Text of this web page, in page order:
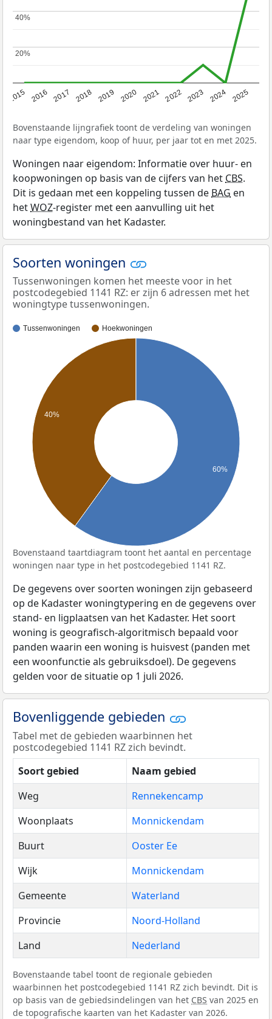
2015 2016 2017 2018 2019 2020 2021 2022 2023 2024 2025
20%
20%
40%
40%
Bovenstaande lijngrafiek toont de verdeling van woningen
naar type eigendom, koop of huur, per jaar tot en met 2025.
Woningen naar eigendom: Informatie over huur- en
koopwoningen op basis van de cijfers van het CBS.
Dit is gedaan met een koppeling tussen de BAG en
hetWOZ-register met een aanvulling uit het
woningbestand van het Kadaster.
Soorten woningen
Tussenwoningen komen het meeste voor in het
postcodegebied 1141 RZ: er zijn 6 adressen met het
woningtype tussenwoningen.
Tussenwoningen Hoekwoningen
40%
60%
Bovenstaand taartdiagram toont het aantal en percentage
woningen naar type in het postcodegebied 1141 RZ.
De gegevens over soorten woningen zijn gebaseerd
op de Kadaster woningtypering en de gegevens over
stand- en ligplaatsen van het Kadaster. Het soort
woning is geografisch-algoritmisch bepaald voor
panden waarin een woning is huisvest (panden met
een woonfunctie als gebruiksdoel). De gegevens
gelden voor de situatie op 1 juli 2026.
Bovenliggende gebieden
Tabel met de gebieden waarbinnen het
postcodegebied 1141 RZ zich bevindt.
Soort gebied
Naam gebied
Weg
Rennekencamp
Woonplaats
Monnickendam
Buurt
Ooster Ee
Wijk
Monnickendam
Gemeente
Waterland
Provincie
Noord-Holland
Land
Nederland
Bovenstaande tabel toont de regionale gebieden
waarbinnen het postcodegebied 1141 RZ zich bevindt. Dit is
op basis van de gebiedsindelingen van het CBS van 2025 en
de topografische kaarten van het Kadaster van 2026.